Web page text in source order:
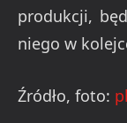
produkcji,
niego w
Źródło, foto: